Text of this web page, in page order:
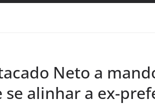
Neto a
se alinhar a ex-